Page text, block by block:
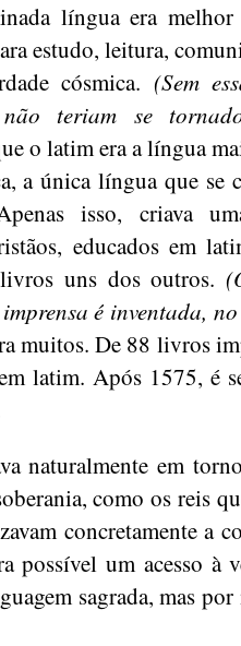
língua era
estudo, leitura,
cósmica. (Sem
teriam se
o latim era a língua
a única língua que se
isso, criava
educados em
uns dos outros.
é inventada, no
muitos. De 88 livros
latim. Após 1575, é
naturalmente em
como os reis
concretamente a
possível um acesso à
sagrada, mas